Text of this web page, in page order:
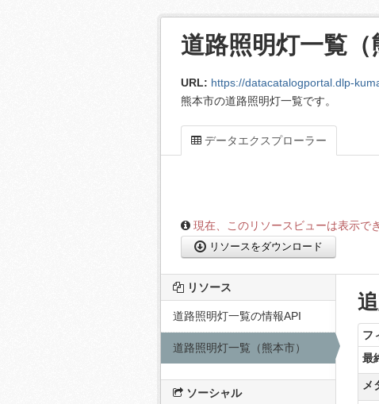
道路照明灯一覧（
URL: https://datacatalogportal.dlp-kumamoto.jp/ckan/
熊本市の道路照明灯一覧です。
データエクスプローラー
現在、このリソースビューは表示で
ビューを読み込めません: データプロ
リソースをダウンロード
フ
最
メ
リソース
道路照明灯一覧の情報API
道路照明灯一覧（熊本市）
ソーシャル